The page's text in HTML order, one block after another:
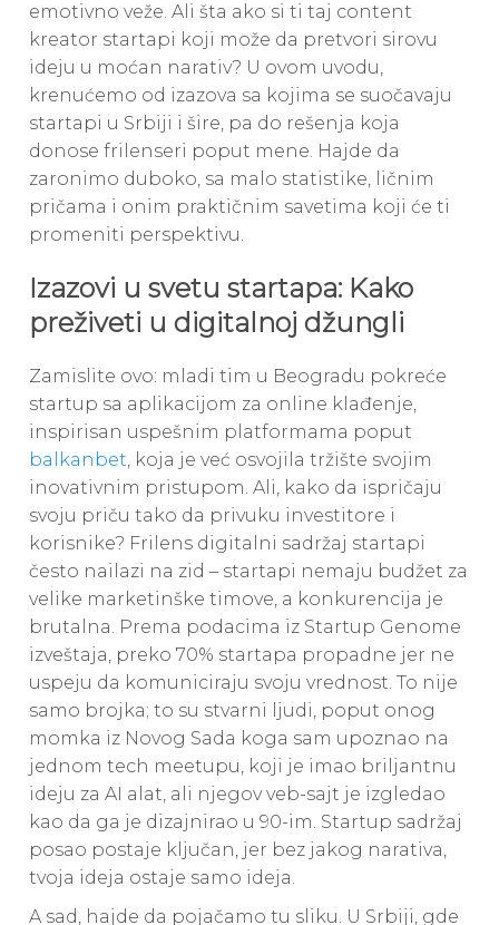
emotivno veže. Ali šta ako si ti taj content
kreator startapi koji može da pretvori sirovu
ideju u moćan narativ? U ovom uvodu,
krenućemo od izazova sa kojima se suočavaju
startapi u Srbiji i šire, pa do rešenja koja
donose frilenseri poput mene. Hajde da
zaronimo duboko, sa malo statistike, ličnim
pričama i onim praktičnim savetima koji će ti
promeniti perspektivu.
Izazovi u svetu startapa: Kako
preživeti u digitalnoj džungli
Zamislite ovo: mladi tim u Beogradu pokreće
startup sa aplikacijom za online klađenje,
inspirisan uspešnim platformama poput
balkanbet, koja je već osvojila tržište svojim
inovativnim pristupom. Ali, kako da ispričaju
svoju priču tako da privuku investitore i
korisnike? Frilens digitalni sadržaj startapi
često nailazi na zid – startapi nemaju budžet za
velike marketinške timove, a konkurencija je
brutalna. Prema podacima iz Startup Genome
izveštaja, preko 70% startapa propadne jer ne
uspeju da komuniciraju svoju vrednost. To nije
samo brojka; to su stvarni ljudi, poput onog
momka iz Novog Sada koga sam upoznao na
jednom tech meetupu, koji je imao briljantnu
ideju za AI alat, ali njegov veb-sajt je izgledao
kao da ga je dizajnirao u 90-im. Startup sadržaj
posao postaje ključan, jer bez jakog narativa,
tvoja ideja ostaje samo ideja.
A sad, hajde da pojačamo tu sliku. U Srbiji, gde